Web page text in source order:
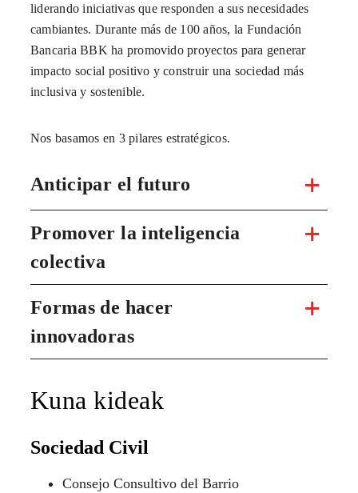
liderando iniciativas que responden a sus necesidades
cambiantes. Durante más de 100 años, la Fundación
Bancaria BBK ha promovido proyectos para generar
impacto social positivo y construir una sociedad más
inclusiva y sostenible.
Nos basamos en 3 pilares estratégicos.
Anticipar el futuro
Promover la inteligencia
colectiva
Formas de hacer
innovadoras
Kuna kideak
Sociedad Civil
Consejo Consultivo del Barrio